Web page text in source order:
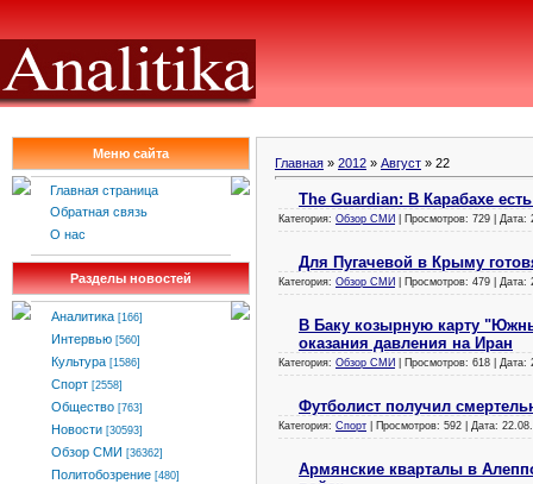
Меню сайта
Главная страница
Обратная связь
О нас
Разделы новостей
Аналитика [166]
Интервью [560]
Культура [1586]
Спорт [2558]
Общество [763]
Новости [30593]
Обзор СМИ [36362]
Политобозрение [480]
Главная » 2012 » Август » 22
The Guardian: В Карабахе
Категория: Обзор СМИ | Просмотров: 729 | Дата:
Для Пугачевой в Крыму
Категория: Обзор СМИ | Просмотров: 479 | Дата:
В Баку козырную карту
оказания давления на Иран
Категория: Обзор СМИ | Просмотров: 618 | Дата:
Футболист получил
Категория: Спорт | Просмотров: 592 | Дата:
Армянские кварталы в